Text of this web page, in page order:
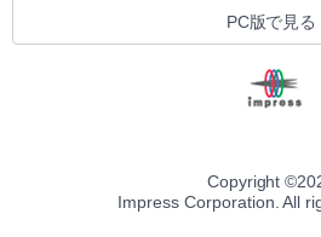
PC版で見る
Copyright ©
Impress Corporation. All